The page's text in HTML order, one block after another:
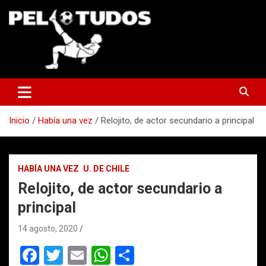
Inicio Había una vez Relojito, de actor secundario a principal
HABÍA UNA VEZ U. DE CHILE
Relojito, de actor secundario a
principal
14 agosto, 2020
F
T
E
W